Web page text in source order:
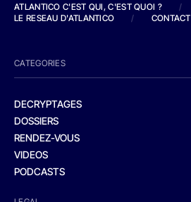
ATLANTICO C'EST QUI, C'EST QUOI ?
/
LE RESEAU D'ATLANTICO
/ CONTACT
CATEGORIES
DECRYPTAGES
DOSSIERS
RENDEZ-VOUS
VIDEOS
PODCASTS